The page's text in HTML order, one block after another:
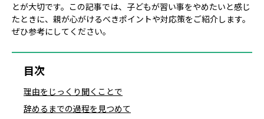
とが大切です。この記事では、子どもが習い事をやめたいと感じ
たときに、親が心がけるべきポイントや対応策をご紹介します。
ぜひ参考にしてください。
目次
理由をじっくり聞くことで
辞めるまでの過程を見つめて